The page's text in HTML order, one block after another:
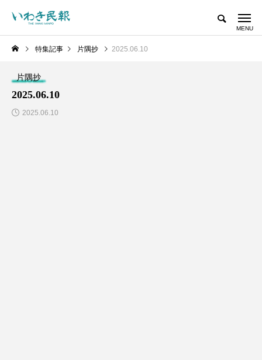
特集記事 片隅抄 2025.06.10
片隅抄
2025.06.10
2025.06.10